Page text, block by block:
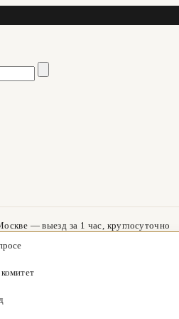
— выезд за 1 час, круглосуточно